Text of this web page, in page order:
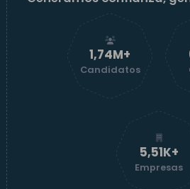
1,74M+
Candidatos
5,51K+
Empresas